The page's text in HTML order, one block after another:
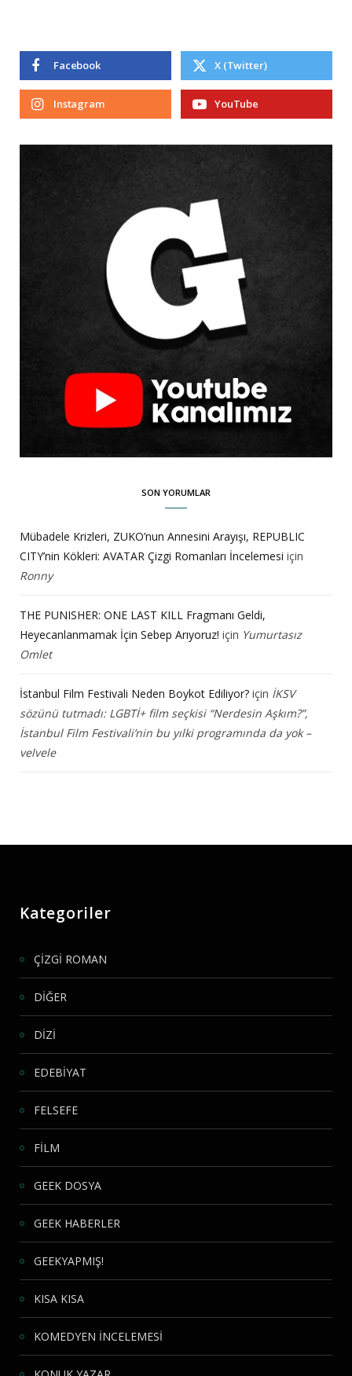
Facebook X (Twitter)
Instagram YouTube
SON YORUMLAR
Mübadele Krizleri, ZUKO’nun Annesini Arayışı, REPUBLIC
CITY’nin Kökleri: AVATAR Çizgi Romanları İncelemesi için
Ronny
THE PUNISHER: ONE LAST KILL Fragmanı Geldi,
Heyecanlanmamak İçin Sebep Arıyoruz! için Yumurtasız
Omlet
İstanbul Film Festivali Neden Boykot Ediliyor? için İKSV
sözünü tutmadı: LGBTİ+ film seçkisi “Nerdesin Aşkım?”,
İstanbul Film Festivali’nin bu yılki programında da yok –
velvele
Kategoriler
ÇİZGİ ROMAN
DİĞER
DİZİ
EDEBİYAT
FELSEFE
FİLM
GEEK DOSYA
GEEK HABERLER
GEEKYAPMIŞ!
KISA KISA
KOMEDYEN İNCELEMESİ